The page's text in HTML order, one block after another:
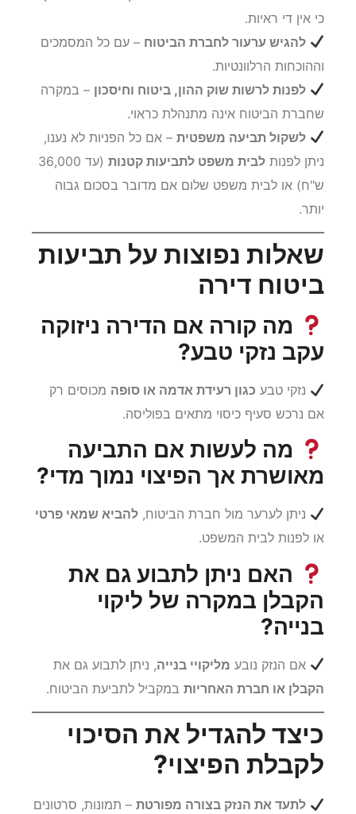
כי אין די ראיות.
להגיש ערעור לחברת הביטוח – עם כל המסמכים
וההוכחות הרלוונטיות.
לפנות לרשות שוק ההון, ביטוח וחיסכון – במקרה
שחברת הביטוח אינה מתנהלת כראוי.
לשקול תביעה משפטית – אם כל הפניות לא נענו,
ניתן לפנות לבית משפט לתביעות קטנות
(עד 36,000
ש"ח) או לבית משפט שלום אם מדובר בסכום גבוה
יותר.
שאלות נפוצות על תביעות
ביטוח דירה
מה קורה אם הדירה ניזוקה
עקב נזקי טבע?
נזקי טבע כגון רעידת אדמה או סופה מכוסים רק
אם נרכש סעיף כיסוי מתאים בפוליסה.
מה לעשות אם התביעה
מאושרת אך הפיצוי נמוך מדי?
ניתן לערער מול חברת הביטוח,להביא שמאי פרטי
או לפנות לבית המשפט.
האם ניתן לתבוע גם את
הקבלן במקרה של ליקוי
בנייה?
אם הנזק נובע מליקויי בנייה, ניתן לתבוע גם את
הקבלן או חברת האחריות במקביל לתביעת הביטוח.
כיצד להגדיל את הסיכוי
לקבלת הפיצוי?
לתעד את הנזק בצורה מפורטת – תמונות, סרטונים